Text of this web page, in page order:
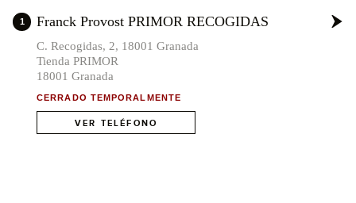
+
1 Franck Provost PRIMOR RECOGIDAS
C. Recogidas, 2, 18001 Granada
Tienda PRIMOR
18001 Granada
CERRADO TEMPORALMENTE
VER TELÉFONO